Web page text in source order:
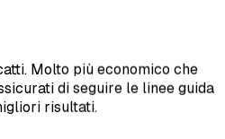
sono solidi. Le foto
bene con le mie foto reali.